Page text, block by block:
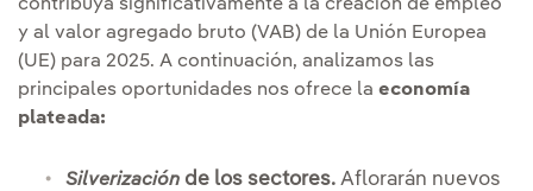
contribuya significativamente a la creación de empleo
y al valor agregado bruto (VAB) de la Unión Europea
(UE) para 2025. A continuación, analizamos las
principales oportunidades nos ofrece la economía
plateada:
Silverización de los sectores. Aflorarán nuevos